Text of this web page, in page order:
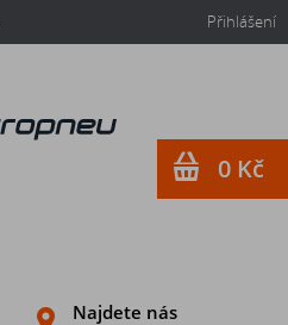
Přihlášení
Najdete nás
0 Kč